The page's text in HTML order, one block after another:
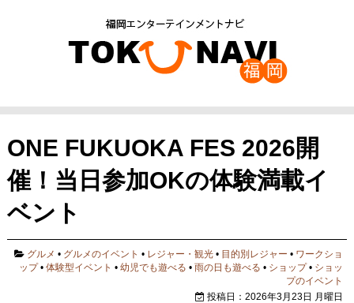
ONE FUKUOKA FES 2026開
催！当日参加OKの体験満載イ
ベント
グルメ • グルメのイベント • レジャー・観光 • 目的別レジャー • ワークショ
ップ•体験型イベント •幼児でも遊べる •雨の日も遊べる • ショップ• ショッ
プのイベント
投稿日：2026年3月23日 月曜日